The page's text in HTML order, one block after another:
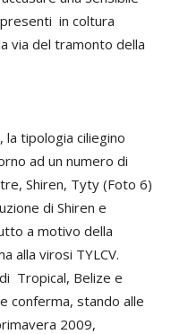
in coltura
via del tramonto della
tipologia ciliegino
ad un numero di
Shiren, Tyty (Foto 6)
di Shiren e
a motivo della
alla virosi TYLCV.
Tropical, Belize e
conferma, stando alle
2009,